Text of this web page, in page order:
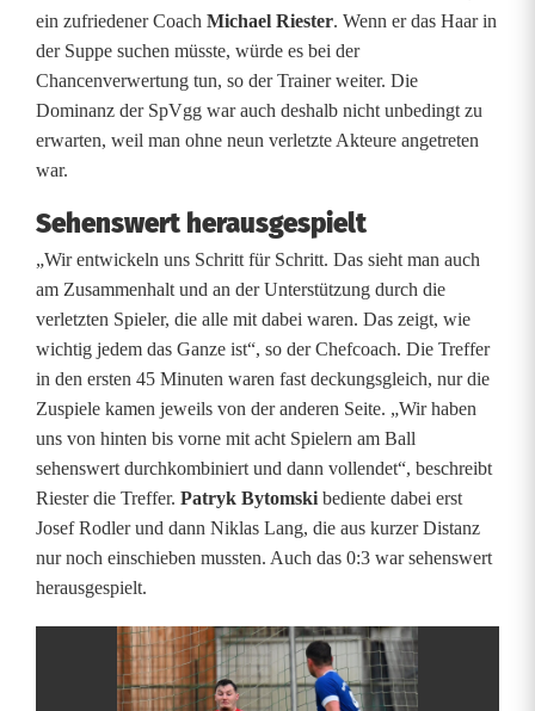
S
V
W
e
i
d
e
n
f
e
i
e
r
t
ein zufriedener Coach Michael Riester. Wenn er das Haar in
der Suppe suchen müsste, würde es bei der
Chancenverwertung tun, so der Trainer weiter. Die
Dominanz der SpVgg war auch deshalb nicht unbedingt zu
erwarten, weil man ohne neun verletzte Akteure angetreten
war.
Sehenswert herausgespielt
„Wir entwickeln uns Schritt für Schritt. Das sieht man auch
am Zusammenhalt und an der Unterstützung durch die
verletzten Spieler, die alle mit dabei waren. Das zeigt, wie
wichtig jedem das Ganze ist“, so der Chefcoach. Die Treffer
in den ersten 45 Minuten waren fast deckungsgleich, nur die
Zuspiele kamen jeweils von der anderen Seite. „Wir haben
uns von hinten bis vorne mit acht Spielern am Ball
sehenswert durchkombiniert und dann vollendet“, beschreibt
Riester die Treffer. Patryk Bytomski bediente dabei erst
Josef Rodler und dann Niklas Lang, die aus kurzer Distanz
nur noch einschieben mussten. Auch das 0:3 war sehenswert
herausgespielt.